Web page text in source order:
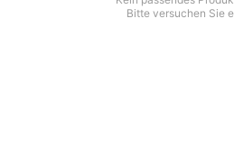
Bitte versuchen Sie